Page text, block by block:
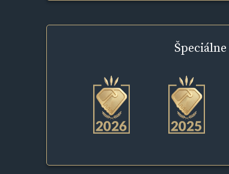
Špeciálne